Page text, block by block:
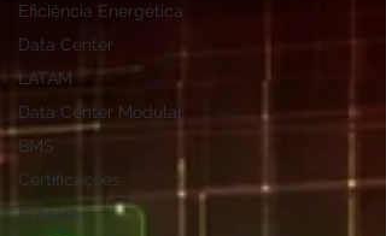
Eficiência Energética
Data Center
LATAM
Data Center Modular
BMS
Certificações
Eventos